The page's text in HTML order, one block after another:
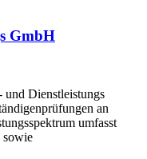
GmbH
und Dienstleistungs
an
umfasst
sowie